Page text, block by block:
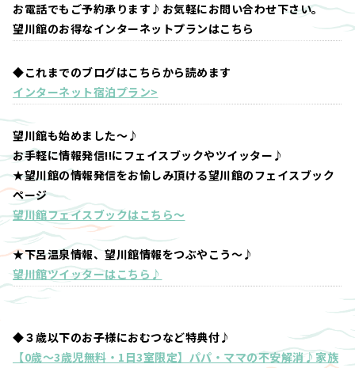
お電話でもご予約承ります♪お気軽にお問い合わせ下さい。
望川館のお得なインターネットプランはこちら
◆これまでのブログはこちらから読めます
インターネット宿泊プラン>
望川館も始めました～♪
お手軽に情報発信!!にフェイスブックやツイッター♪
★望川館の情報発信をお愉しみ頂ける望川館のフェイスブック
ページ
望川館フェイスブックはこちら～
★下呂温泉情報、望川館情報をつぶやこう～♪
望川館ツイッターはこちら♪
◆３歳以下のお子様におむつなど特典付♪
【0歳～3歳児無料・1日3室限定】パパ・ママの不安解消♪家族